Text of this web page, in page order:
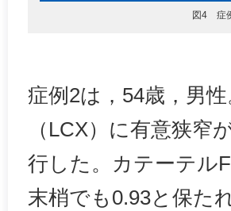
図4 症
症例2は，54歳，男
（LCX）に有意狭窄
行した。カテーテル
末梢でも0.93と保た